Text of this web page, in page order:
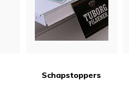
Schapstoppers